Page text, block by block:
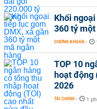
Khối
360 tỷ
CHỨNG KHOÁN -
TOP 10
hoạt động
2026
TÀI CHÍNH - 1